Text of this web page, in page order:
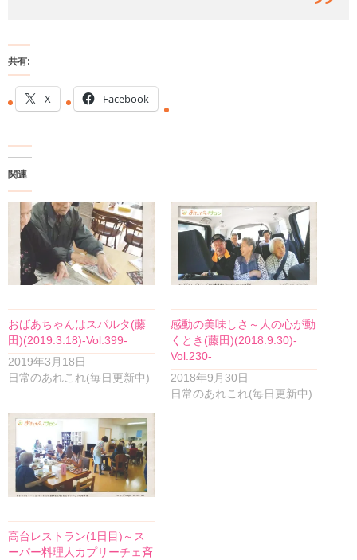
共有:
X Facebook
関連
おばあちゃんはスパルタ(藤
田)(2019.3.18)-Vol.399-
2019年3月18日
日常のあれこれ(毎日更新中)
感動の美味しさ～人の心が動
くとき(藤田)(2018.9.30)-
Vol.230-
2018年9月30日
日常のあれこれ(毎日更新中)
高台レストラン(1日目)～ス
ーパー料理人カプリーチェ斉